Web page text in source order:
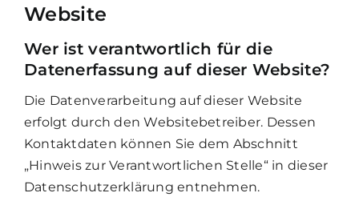
Website
Wer ist verantwortlich für die
Datenerfassung auf dieser Website?
Die Datenverarbeitung auf dieser Website
erfolgt durch den Websitebetreiber. Dessen
Kontaktdaten können Sie dem Abschnitt
„Hinweis zur Verantwortlichen Stelle“ in dieser
Datenschutzerklärung entnehmen.